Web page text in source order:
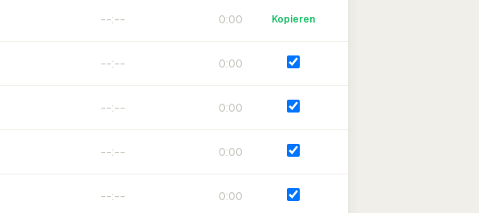
0:00 Kopieren
0:00
0:00
0:00
0:00